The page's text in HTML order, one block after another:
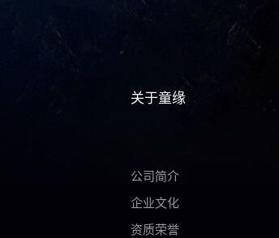
关于童缘
公司简介
企业文化
资质荣誉